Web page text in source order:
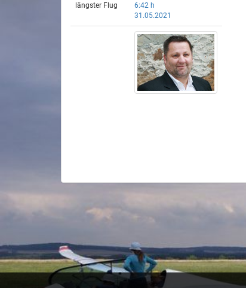
längster Flug
6:42 h
31.05.2021